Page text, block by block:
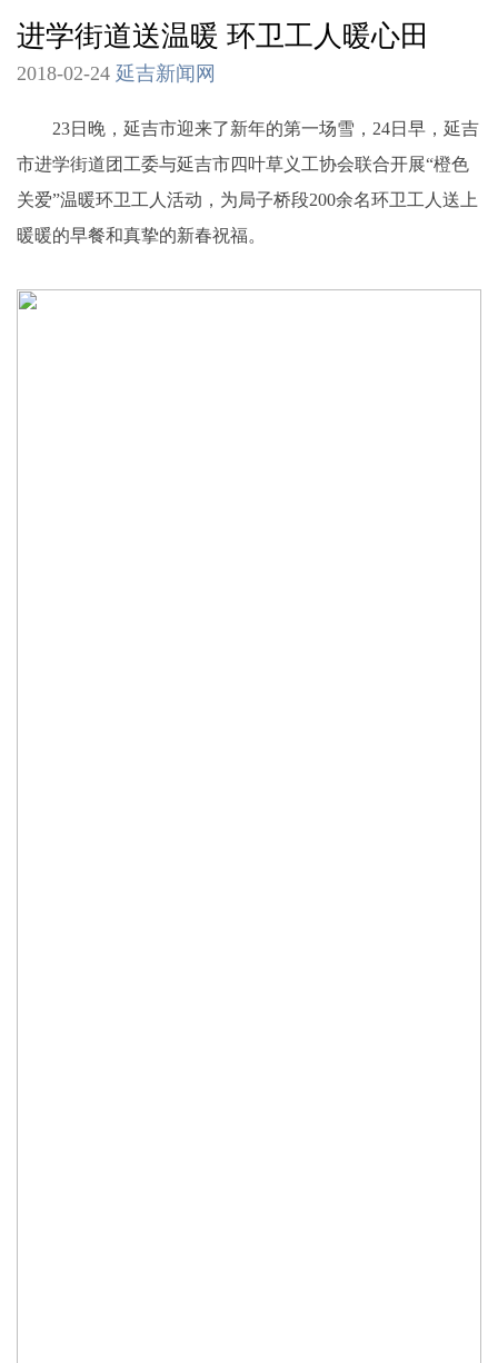
进学街道送温暖 环卫工人暖心田
2018-02-24 延吉新闻网
23日晚，延吉市迎来了新年的第一场雪，24日早，延吉
市进学街道团工委与延吉市四叶草义工协会联合开展“橙色
关爱”温暖环卫工人活动，为局子桥段200余名环卫工人送上
暖暖的早餐和真挚的新春祝福。